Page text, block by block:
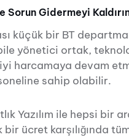
Sorun Gidermeyi
küçük bir BT
yönetici ortak,
harcamaya devam
sahip olabilir.
Yazılım ile hepsi bir
bir ücret karşılığında